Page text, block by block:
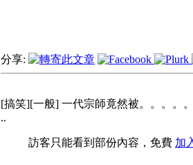
分享:
[搞笑][一般] 一代宗師竟然被。。。。
..
訪客只能看到部份內容，免費 加